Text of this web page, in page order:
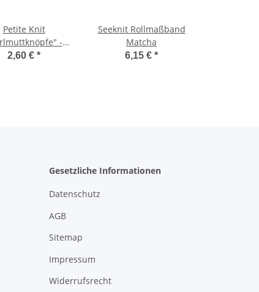
Petite Knit
-
11,4mm 6 Stck
2,60 € *
Seeknit Rollmaßband
Matcha
6,15 € *
Gesetzliche Informationen
Datenschutz
AGB
Sitemap
Impressum
Widerrufsrecht